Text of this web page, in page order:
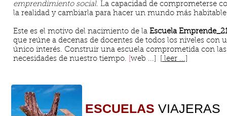
emprendimiento social. La capacidad de comprometerse
la realidad y cambiarla para hacer un mundo más
Este es el motivo del nacimiento de la Escuela
que reúne a decenas de docentes de todos los niveles con
único interés. Construir una escuela comprometida con las
necesidades de nuestro tiempo. web ...] leer ...]
ESCUELAS VIAJERAS